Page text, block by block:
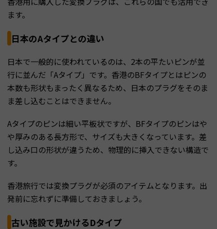
ます。
日本のAタイプとの違い
日本で一般的に使われているのは、2本の平たいピンが並
行に並んだ「Aタイプ」です。香港のBFタイプとはピンの
本数も形状もまったく異なるため、日本のプラグをそのま
ま差し込むことはできません。
Aタイプのピンは細い平板状ですが、BFタイプのピンはや
や厚みのある長方形で、サイズも大きくなっています。差
し込み口の形状が違うため、物理的に挿入できない構造で
す。
香港旅行では変換プラグが必須のアイテムとなります。出
発前に忘れずに準備しておきましょう。
古い施設で見かけるDタイプ